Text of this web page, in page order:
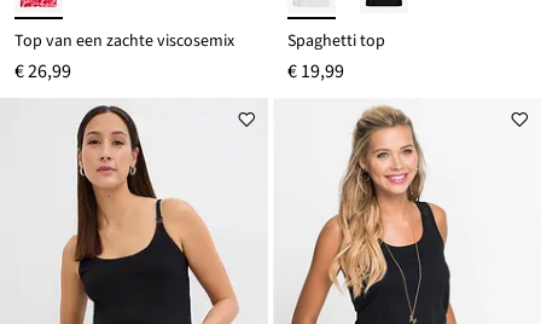
Top van een zachte viscosemix
€ 26,99
Spaghetti top
€ 19,99